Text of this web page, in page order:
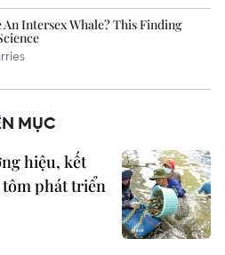
MỤC
hiệu, kết
phát triển